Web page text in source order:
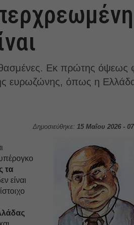
Εκ πρώτης όψεως
ευρωζώνης, όπως η Ελλάδα
Δημοσιεύθηκε: 15 Μαΐου 2026 -
τα
είναι